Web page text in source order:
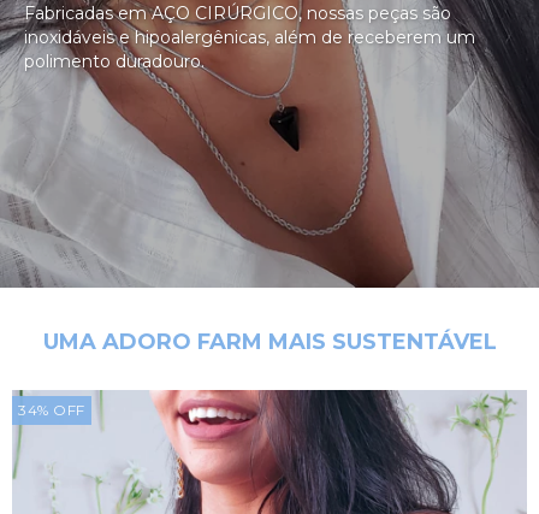
Fabricadas em AÇO CIRÚRGICO, nossas peças são
inoxidáveis e hipoalergênicas, além de receberem um
polimento duradouro.
UMA ADORO FARM MAIS SUSTENTÁVEL
34% OFF